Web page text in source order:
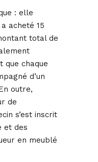
: elle
acheté 15
total de
que chaque
d’un
outre,
de
s’est inscrit
et des
en meublé